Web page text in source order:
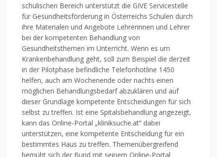
schulischen Bereich unterstützt die GIVE Servicestelle
für Gesundheitsförderung in Österreichs Schulen durch
ihre Materialen und Angebote Lehrerinnen und Lehrer
bei der kompetenten Behandlung von
Gesundheitsthemen im Unterricht. Wenn es um
Krankenbehandlung geht, soll zum Beispiel die derzeit
in der Pilotphase befindliche Telefonhotline 1450
helfen, auch am Wochenende oder nachts einen
möglichen Behandlungsbedarf abzuklären und auf
dieser Grundlage kompetente Entscheidungen für sich
selbst zu treffen. Ist eine Spitalsbehandlung angezeigt,
kann das Online-Portal „kliniksuche.at“ dabei
unterstützen, eine kompetente Entscheidung für ein
bestimmtes Haus zu treffen. Themenübergreifend
bemüht sich der Bund mit seinem Online-Portal